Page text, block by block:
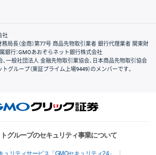
社
局長（金商）第77号 商品先物取引業者 銀行代理業者 関東財
銀行：GMOあおぞらネット銀行株式会社
、一般社団法人 金融先物取引業協会、日本商品先物取引協会
グループ（東証プライム上場9449）のメンバーです。
グループのセキュリティ事業について
リティサービス「GMOセキュリティ24」